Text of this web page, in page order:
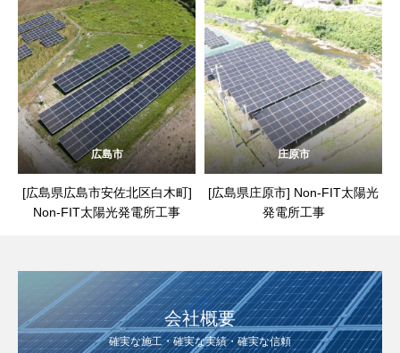
広島市
[広島県広島市安佐北区白木町]
Non-FIT太陽光発電所工事
庄原市
[広島県庄原市] Non-FIT太陽光
発電所工事
会社概要
確実な施工・確実な実績・確実な信頼